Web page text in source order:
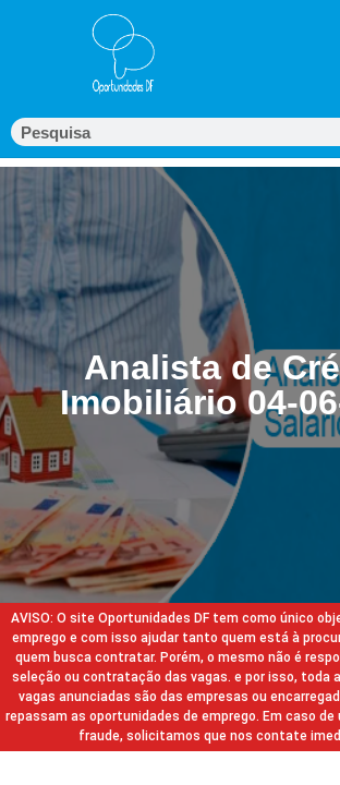
Analista de
Imobiliário 04-
AVISO: O site Oportunidades DF tem como único
emprego e com isso ajudar tanto quem está à
quem busca contratar. Porém, o mesmo não é
seleção ou contratação das vagas. e por isso, toda
vagas anunciadas são das empresas ou
repassam as oportunidades de emprego. Em caso
fraude, solicitamos que nos contate